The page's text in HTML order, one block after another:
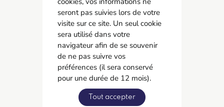
Accès rapide
Contact
Recrutement
Adhérer
Réseaux sociaux
seront pas suivies lors de votre
visite sur ce site. Un seul cookie
sera utilisé dans votre
navigateur afin de se souvenir
de ne pas suivre vos
préférences (il sera conservé
pour une durée de 12 mois).
Tout accepter